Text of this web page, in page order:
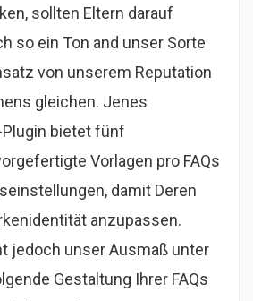
sollten Eltern darauf
so ein Ton and unser Sorte
von unserem Reputation
gleichen. Jenes
Plugin bietet fünf
Vorlagen pro FAQs
damit Deren
anzupassen.
jedoch unser Ausmaß unter
Gestaltung Ihrer FAQs